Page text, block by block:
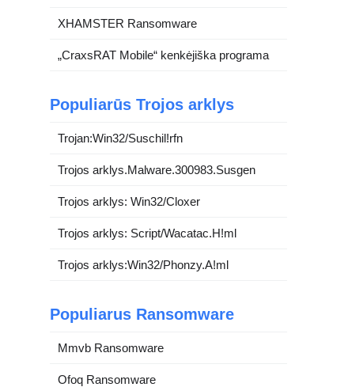
XHAMSTER Ransomware
„CraxsRAT Mobile“ kenkėjiška programa
Populiarūs Trojos arklys
Trojan:Win32/Suschil!rfn
Trojos arklys.Malware.300983.Susgen
Trojos arklys: Win32/Cloxer
Trojos arklys: Script/Wacatac.H!ml
Trojos arklys:Win32/Phonzy.A!ml
Populiarus Ransomware
Mmvb Ransomware
Ofoq Ransomware